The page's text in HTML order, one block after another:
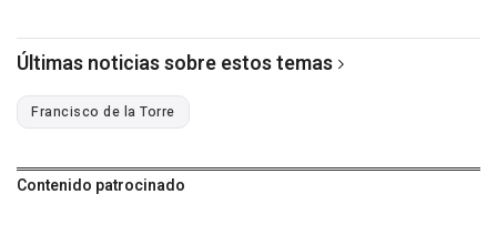
Últimas noticias sobre estos temas
Francisco de la Torre
Contenido patrocinado